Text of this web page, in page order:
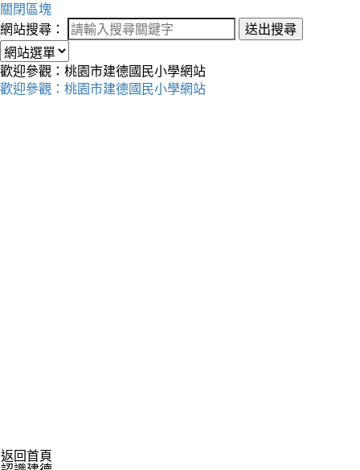
關閉區塊
網站搜尋：
送出搜尋
歡迎參觀：桃園市建德國民小學網站
歡迎參觀：桃園市建德國民小學網站
返回首頁